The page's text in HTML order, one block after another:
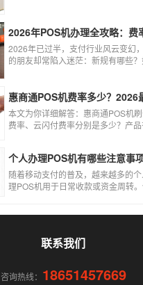
风险。以下结合权威信息分析原因及
2026年已过半，支付行业风云变幻
的朋友却常陷入迷茫：新规有哪些
使用！
本文为你详细解答：惠商通POS机
费率、云闪付费率分别是多少？产品
随着移动支付的普及，越来越多的
理POS机用于日常收款或资金周转
联系我们
咨询热线： 18651457669